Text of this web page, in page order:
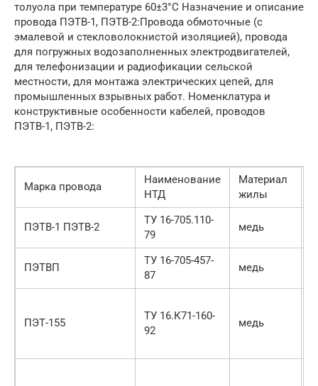
толуола при температуре 60±3°С Назначение и описание
провода ПЭТВ-1, ПЭТВ-2:Провода обмоточные (с
эмалевой и стекловолокнистой изоляцией), провода
для погружных водозаполненных электродвигателей,
для телефонизации и радиофикации сельской
местности, для монтажа электрических цепей, для
промышленных взрывных работ. Номенклатура и
конструктивные особенности кабелей, проводов
ПЭТВ-1, ПЭТВ-2:
Марка провода
Наименование
НТД
Материал
жилы
ПЭТВ-1 ПЭТВ-2
ТУ 16-705.110-
79
медь
ПЭТВП
ТУ 16-705-457-
87
медь
ПЭТ-155
ТУ 16.К71-160-
92
медь